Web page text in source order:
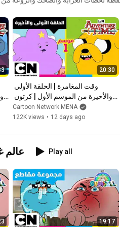
20:30
نتورك
Cartoon Network MENA
122K views • 12 days ago
عالم Play all
19:17